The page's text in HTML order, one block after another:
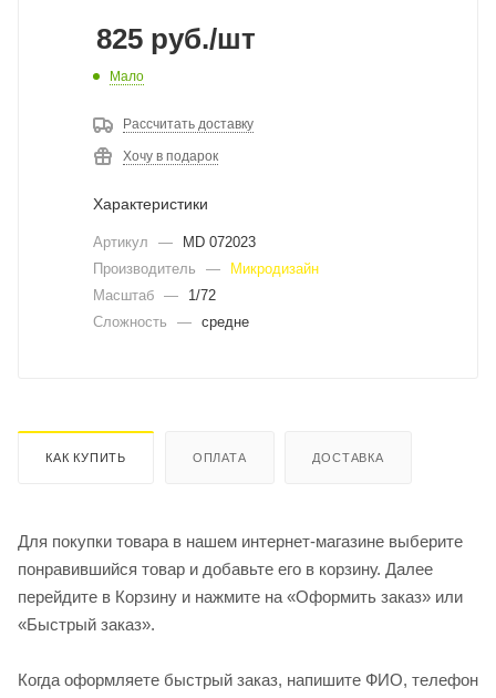
825 руб./шт
Мало
Рассчитать доставку
Хочу в подарок
Характеристики
Артикул —
MD 072023
Производитель
—
Микродизайн
Масштаб —
1/72
Сложность
— средне
КАК КУПИТЬ ОПЛАТА ДОСТАВКА
Для покупки товара в нашем интернет-магазине выберите
понравившийся товар и добавьте его в корзину. Далее
перейдите в Корзину и нажмите на «Оформить заказ» или
«Быстрый заказ».
Когда оформляете быстрый заказ, напишите ФИО, телефон